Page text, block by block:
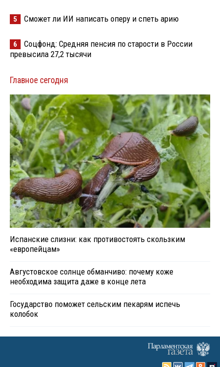
5 Сможет ли ИИ написать оперу и спеть арию
6
Соцфонд: Средняя пенсия по старости в России
превысила 27,2 тысячи
Главное сегодня
Испанские слизни: как противостоять скользким
«европейцам»
Августовское солнце обманчиво: почему коже
необходима защита даже в конце лета
Государство поможет сельским пекарям испечь
колобок